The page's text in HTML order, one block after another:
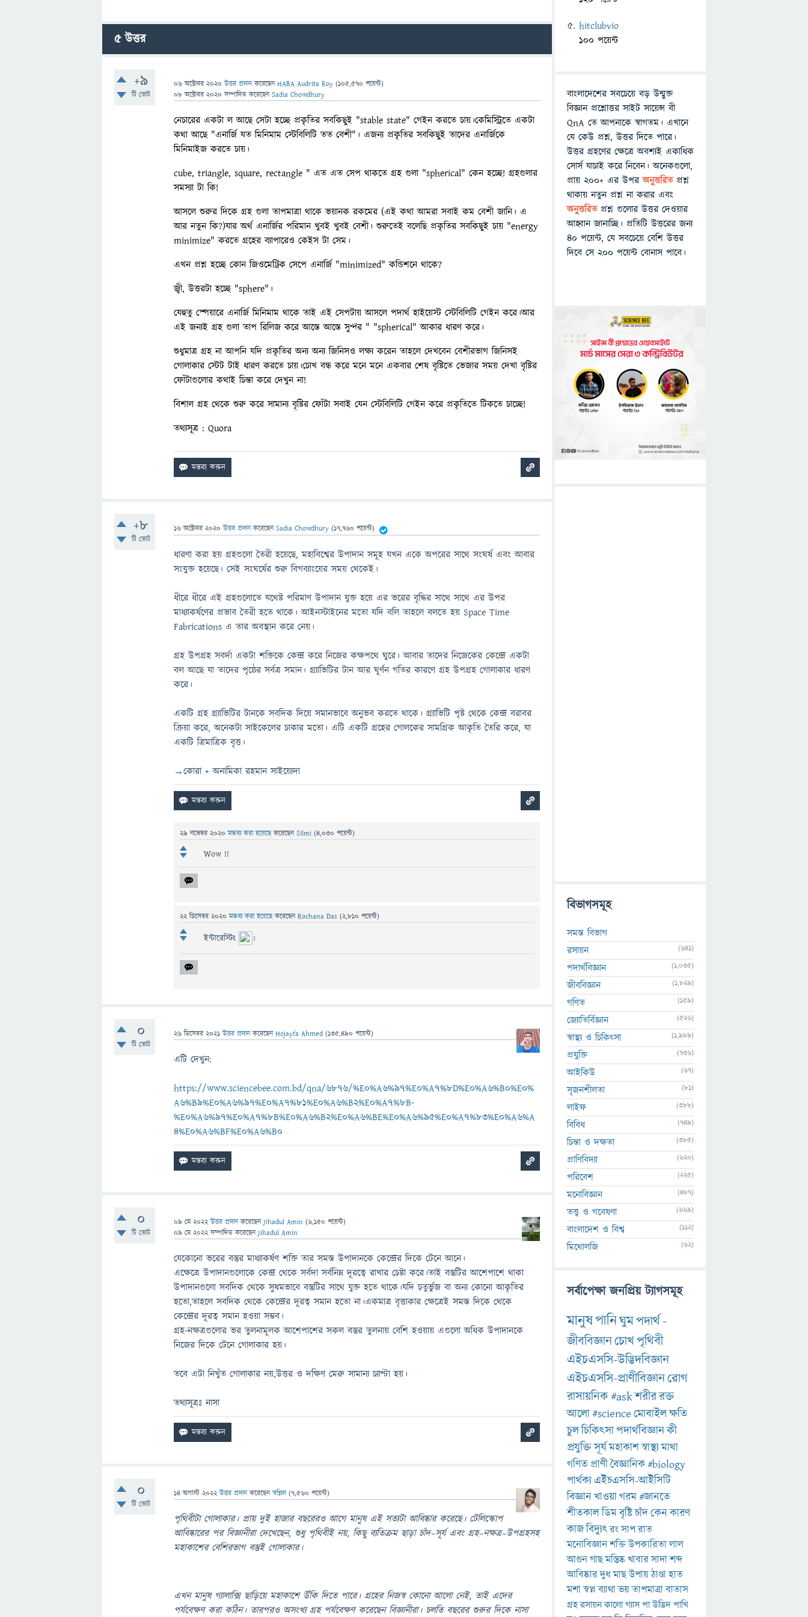
5উত্তর
+9
টি ভোট
06 অক্টোবর 2020 উত্তর প্রদান করেছেনHABA Audrita Roy (105,570 পয়েন্ট)
08 অক্টোবর 2020 সম্পাদিত করেছেনSadia Chowdhury
নেচারের একটা ল আছে সেটা হচ্ছে প্রকৃতির সবকিছুই "stable state" গেইন করতে চায়।কেমিস্ট্রিতে একটা
কথা আছে "এনার্জি যত মিনিমাম স্টেবিলিটি তত বেশী"। এজন্য প্রকৃতির সবকিছুই তাদের এনার্জিকে
মিনিমাইজ করতে চায়।
cube, triangle, square, rectangle " এত এত সেপ থাকতে গ্রহ গুলা "spherical" কেন হচ্ছে! গ্রহগুলার
সমস্যা টা কি!
আসলে শুরুর দিকে গ্রহ গুলা তাপমাত্রা থাকে ভয়ানক রকমের (এই কথা আমরা সবাই কম বেশী জানি। এ
আর নতুন কি?)যার অর্থ এনার্জির পরিমান খুবই খুবই বেশী। শুরুতেই বলেছি প্রকৃতির সবকিছুই চায় "energy
minimize" করতে গ্রহের ব্যাপারেও কেইস টা সেম।
এখন প্রশ্ন হচ্ছে কোন জিওমেট্রিক সেপে এনার্জি "minimized" কন্ডিশনে থাকে?
জ্বী, উত্তরটা হচ্ছে "sphere"।
যেহুতু স্পেয়ারে এনার্জি মিনিমাম থাকে তাই এই সেপটায় আসলে পদার্থ হাইয়েস্ট স্টেবিলিটি গেইন করে।আর
এই জন্যই গ্রহ গুলা তাপ রিলিজ করে আস্তে আস্তে সুন্দর " "spherical" আকার ধারণ করে।
শুধুমাত্র গ্রহ না আপনি যদি প্রকৃতির অন্য অন্য জিনিসও লক্ষ্য করেন তাহলে দেখবেন বেশীরভাগ জিনিসই
গোলাকার স্টেট টাই ধারণ করতে চায়।চোখ বন্ধ করে মনে মনে একবার শেষ বৃষ্টিতে ভেজার সময় দেখা বৃষ্টির
ফোঁটাগুলোর কথাই চিন্তা করে দেখুন না!
বিশাল গ্রহ থেকে শুরু করে সামান্য বৃষ্টির ফোঁটা সবাই যেন স্টেবিলিটি গেইন করে প্রকৃতিতে টিকতে চাচ্ছে!
তথ্যসূত্র : Quora
+8
টি ভোট
16 অক্টোবর 2020 উত্তর প্রদান করেছেনSadia Chowdhury (17,760 পয়েন্ট)
ধারণা করা হয় গ্রহগুলো তৈরী হয়েছে, মহাবিশ্বের উপাদান সমূহ যখন একে অপরের সাথে সংঘর্ষ এবং আবার
সংযুক্ত হয়েছে। সেই সংঘর্ষের শুরু বিগব্যাংয়ের সময় থেকেই।
ধীরে ধীরে এই গ্রহগুলোতে যথেষ্ট পরিমাণ উপাদান যুক্ত হয়ে এর ভরের বৃদ্ধির সাথে সাথে এর উপর
মাধ্যাকর্ষণের প্রভাব তৈরী হতে থাকে। আইনস্টাইনের মতো যদি বলি তাহলে বলতে হয় Space Time
Fabrications এ তার অবস্থান করে নেয়।
গ্রহ উপগ্রহ সবর্দা একটা শক্তিকে কেন্দ্র করে নিজের কক্ষপথে ঘুরে। আবার তাদের নিজেকের কেন্দ্রে একটা
বল আছে যা তাদের পৃষ্ঠের সর্বত্র সমান। গ্র‍্যাভিটির টান আর ঘূর্ণন গতির কারণে গ্রহ উপগ্রহ গোলাকার ধারণ
করে।
একটি গ্রহ গ্র্যাভিটির টানকে সবদিক দিয়ে সমানভাবে অনুভব করতে থাকে। গ্র্যাভিটি পৃষ্ট থেকে কেন্দ্র বরাবর
ক্রিয়া করে, অনেকটা সাইকেলের চাকার মতো। এটি একটি গ্রহের গোলকের সামগ্রিক আকৃতি তৈরি করে, যা
একটি ত্রিমাত্রিক বৃত্ত।
→কোরা + অনামিকা রহমান সাইয়্যেদা
29 নভেম্বর 2020 মন্তব্য করা হয়েছেকরেছেনSilmi (4,030 পয়েন্ট)
Wow !!
22 ডিসেম্বর 2020 মন্তব্য করা হয়েছেকরেছেনRochana Das (2,810 পয়েন্ট)
ইন্টারেস্টিং ৷
0
টি ভোট
26 ডিসেম্বর 2021 উত্তর প্রদান করেছেনHojayfa Ahmed (135,490 পয়েন্ট)
এটি দেখুন:
https://www.sciencebee.com.bd/qna/6876/%E0%A6%97%E0%A7%8D%E0%A6%B0%E0%
A6%B9%E0%A6%97%E0%A7%81%E0%A6%B2%E0%A7%8B-
%E0%A6%97%E0%A7%8B%E0%A6%B2%E0%A6%BE%E0%A6%95%E0%A7%83%E0%A6%A
4%E0%A6%BF%E0%A6%B0
0
টি ভোট
09 মে 2022 উত্তর প্রদান করেছেনJihadul Amin (6,150 পয়েন্ট)
09 মে 2022 সম্পাদিত করেছেনJihadul Amin
যেকোনো ভরের বস্তুর মাধ্যাকর্ষণ শক্তি তার সমস্ত উপাদানকে কেন্দ্রের দিকে টেনে আনে।
এক্ষেত্রে উপাদানগুলোকে কেন্দ্র থেকে সর্বদা সর্বনিম্ন দূরত্বে রাখার চেষ্টা করে।তাই বস্তুটির আশেপাশে থাকা
উপাদানগুলো সবদিক থেকে সুষমভাবে বস্তুটির সাথে যুক্ত হতে থাকে।যদি চতুর্ভুজ বা অন্য কোনো আকৃতির
হতো,তাহলে সবদিক থেকে কেন্দ্রের দূরত্ব সমান হতো না।একমাত্র বৃত্তাকার ক্ষেত্রেই সমস্ত দিকে থেকে
কেন্দ্রের দূরত্ব সমান হওয়া সম্ভব।
গ্রহ-নক্ষত্রগুলোর ভর তুলনামূলক আশেপাশের সকল বস্তুর তুলনায় বেশি হওয়ায় এগুলো অধিক উপাদানকে
নিজের দিকে টেনে গোলাকার হয়।
তবে এটা নিখুঁত গোলাকার নয়,উত্তর ও দক্ষিণ মেরু সামান্য চ্যাপ্টা হয়।
তথ্যসূত্রঃ নাসা
0
টি ভোট
14 অগাস্ট 2022 উত্তর প্রদান করেছেনস্বপ্নিল (7,560 পয়েন্ট)
পৃথিবীটা গোলাকার। প্রায় দুই হাজার বছরেরও আগে মানুষ এই সত্যটা আবিষ্কার করেছে। টেলিস্কোপ
আবিষ্কারের পর বিজ্ঞানীরা দেখেছেন, শুধু পৃথিবীই নয়, কিছু ব্যতিক্রম ছাড়া চাঁদ–সূর্য এবং গ্রহ–নক্ষত্র–উপগ্রহসহ
মহাকাশের বেশিরভাগ বস্তুই গোলাকার।
এখন মানুষ গ্যালাক্সি ছাড়িয়ে মহাকাশে উঁকি দিতে পারে। গ্রহের নিজস্ব কোনো আলো নেই, তাই এদের
পর্যবেক্ষণ করা কঠিন। তারপরও অসংখ্য গ্রহ পর্যবেক্ষণ করেছেন বিজ্ঞানীরা। চলতি বছরের শুরুর দিকে নাসা
hitclubvio
100 পয়েন্ট
বাংলাদেশের সবচেয়ে বড় উন্মুক্ত
বিজ্ঞান প্রশ্নোত্তর সাইট সায়েন্স বী
QnA তে আপনাকে স্বাগতম। এখানে
যে কেউ প্রশ্ন, উত্তর দিতে পারে।
উত্তর গ্রহণের ক্ষেত্রে অবশ্যই একাধিক
সোর্স যাচাই করে নিবেন। অনেকগুলো,
প্রায় ২০০+ এর উপরঅনুত্তরিতপ্রশ্ন
থাকায় নতুন প্রশ্ন না করার এবং
অনুত্তরিত প্রশ্ন গুলোর উত্তর দেওয়ার
আহ্বান জানাচ্ছি। প্রতিটি উত্তরের জন্য
৪০ পয়েন্ট, যে সবচেয়ে বেশি উত্তর
দিবে সে ২০০ পয়েন্ট বোনাস পাবে।
বিভাগসমূহ
সমস্ত বিভাগ
রসায়ন
(641)
পদার্থবিজ্ঞান (1,035)
জীববিজ্ঞান (1,829)
গণিত (159)
জ্যোতির্বিজ্ঞান (526)
স্বাস্থ্য ও চিকিৎসা (1,989)
প্রযুক্তি (736)
আইকিউ (67)
সৃজনশীলতা (81)
লাইফ (388)
বিবিধ (749)
চিন্তা ও দক্ষতা (385)
প্রাণিবিদ্যা (620)
পরিবেশ (225)
মনোবিজ্ঞান (487)
তত্ত্ব ও গবেষণা (669)
বাংলাদেশ ও বিশ্ব (112)
মিথোলজি (62)
সর্বাপেক্ষা জনপ্রিয় ট্যাগসমূহ
মানুষপানিঘুমপদার্থ-
জীববিজ্ঞানচোখপৃথিবী
এইচএসসি-উদ্ভিদবিজ্ঞান
এইচএসসি-প্রাণীবিজ্ঞানরোগ
রাসায়নিক#askশরীররক্ত
আলো#scienceমোবাইলক্ষতি
চুলচিকিৎসাপদার্থবিজ্ঞানকী
প্রযুক্তিসূর্যমহাকাশস্বাস্থ্যমাথা
গণিত প্রাণীবৈজ্ঞানিক#biology
পার্থক্য এইচএসসি-আইসিটি
বিজ্ঞানখাওয়াগরম#জানতে
শীতকালডিমবৃষ্টিচাঁদকেনকারণ
কাজবিদ্যুৎরংসাপরাত
মনোবিজ্ঞানশক্তিউপকারিতালাল
আগুনগাছমস্তিষ্কখাবারসাদাশব্দ
আবিষ্কারদুধমাছউপায়ঠাণ্ডাহাত
মশাস্বপ্নব্যাথাভয়তাপমাত্রাবাতাস
গ্রহরসায়নকালোগ্যাসপাউদ্ভিদপাখি